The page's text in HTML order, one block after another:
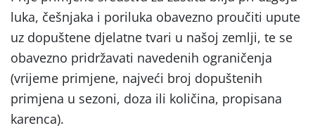
luka, češnjaka i poriluka obavezno proučiti upute
uz dopuštene djelatne tvari u našoj zemlji, te se
obavezno pridržavati navedenih ograničenja
(vrijeme primjene, najveći broj dopuštenih
primjena u sezoni, doza ili količina, propisana
karenca).